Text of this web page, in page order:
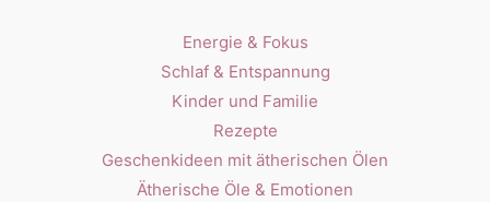
Energie & Fokus
Schlaf & Entspannung
Kinder und Familie
Rezepte
Geschenkideen mit ätherischen Ölen
Ätherische Öle & Emotionen